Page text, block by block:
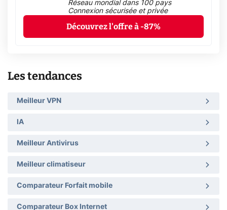
Réseau mondial dans 100 pays
Connexion sécurisée et privée
Découvrez l'offre à -87%
Les tendances
Meilleur VPN
IA
Meilleur Antivirus
Meilleur climatiseur
Comparateur Forfait mobile
Comparateur Box Internet